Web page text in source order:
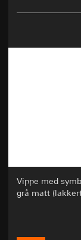
Vippe med
grå matt
Rettslig
Artikkel
om